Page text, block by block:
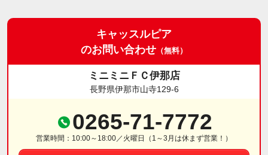
キャッスルピア
のお問い合わせ （無料）
ミニミニＦＣ伊那店
長野県伊那市山寺129-6
0265-71-7772
営業時間：10:00～18:00／火曜日（1～3月は休まず営業！）